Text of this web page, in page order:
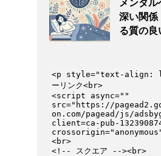
メンタ
深い関係
る質の良
<p style="text-align:
ーリンク<br>
<script async=""
src="https://
on.com/pagead/js/
client=ca-pub-
<br>
<!-- スクエア --><br>